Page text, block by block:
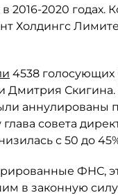
2020 годах.
Холдингс
4538
Скигина.
аннулированы
совета
с 50 до
ФНС,
в законную